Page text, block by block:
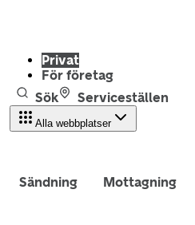
Privat
För företag
Sök
Serviceställen
Alla webbplatser
Sändning Mottagning